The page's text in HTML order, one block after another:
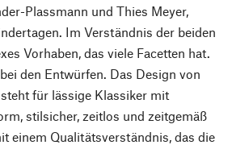
Plassmann und Thies Meyer,
Im Verständnis der beiden
Vorhaben, das viele Facetten hat.
den Entwürfen. Das Design von
für lässige Klassiker mit
stilsicher, zeitlos und zeitgemäß
einem Qualitätsverständnis, das die